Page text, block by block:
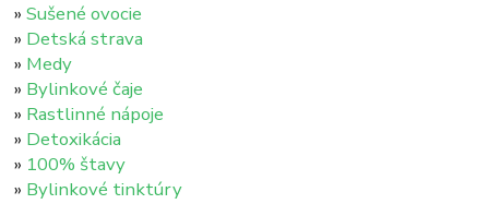
»Sušené ovocie
» Detská strava
» Medy
» Bylinkové čaje
» Rastlinné nápoje
» Detoxikácia
» 100% štavy
» Bylinkové tinktúry